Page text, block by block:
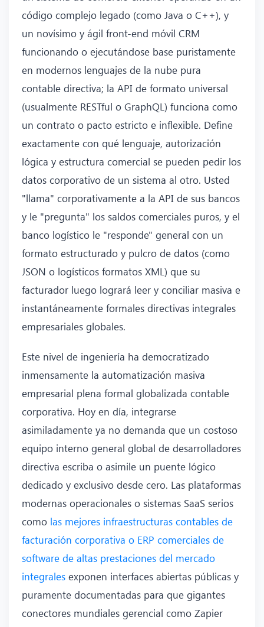
código complejo legado (como Java o C++), y
un novísimo y ágil front-end móvil CRM
funcionando o ejecutándose base puristamente
en modernos lenguajes de la nube pura
contable directiva; la API de formato universal
(usualmente RESTful o GraphQL) funciona como
un contrato o pacto estricto e inflexible. Define
exactamente con qué lenguaje, autorización
lógica y estructura comercial se pueden pedir los
datos corporativo de un sistema al otro. Usted
"llama" corporativamente a la API de sus bancos
y le "pregunta" los saldos comerciales puros, y el
banco logístico le "responde" general con un
formato estructurado y pulcro de datos (como
JSON o logísticos formatos XML) que su
facturador luego logrará leer y conciliar masiva e
instantáneamente formales directivas integrales
empresariales globales.
Este nivel de ingeniería ha democratizado
inmensamente la automatización masiva
empresarial plena formal globalizada contable
corporativa. Hoy en día, integrarse
asimiladamente ya no demanda que un costoso
equipo interno general global de desarrolladores
directiva escriba o asimile un puente lógico
dedicado y exclusivo desde cero. Las plataformas
modernas operacionales o sistemas SaaS serios
como las mejores infraestructuras contables de
facturación corporativa o ERP comerciales de
software de altas prestaciones del mercado
integrales exponen interfaces abiertas públicas y
puramente documentadas para que gigantes
conectores mundiales gerencial como Zapier